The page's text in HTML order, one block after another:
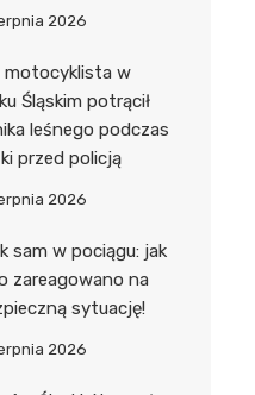
2026
motocyklista w
Śląskim potrącił
leśnego podczas
przed policją
2026
sam w pociągu: jak
zareagowano na
sytuację!
2026